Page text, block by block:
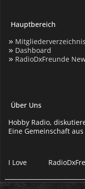
Hauptbereich
Mitgliederverzeichnis
Dashboard
RadioDxFreunde
Über Uns
Hobby Radio,
Eine Gemeinschaft aus
I Love